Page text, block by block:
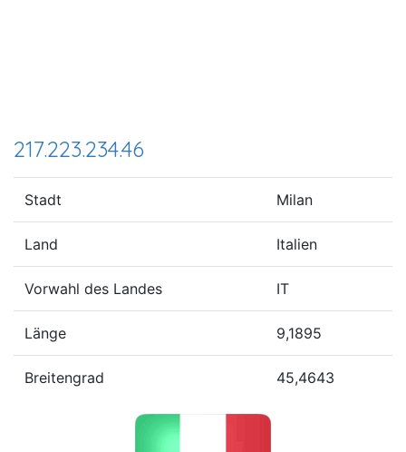
217.223.234.46
Stadt Milan
Land Italien
Vorwahl des Landes IT
Länge 9,1895
Breitengrad 45,4643